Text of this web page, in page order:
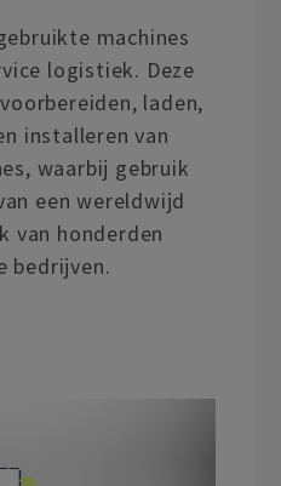
machines
logistiek. Deze
laden,
installeren van
waarbij gebruik
een wereldwijd
van honderden
bedrijven.